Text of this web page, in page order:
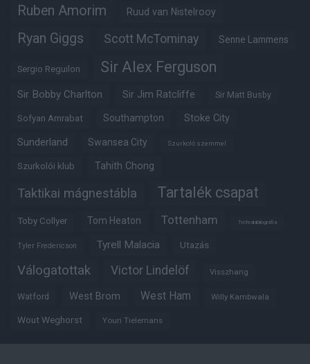
Ruben Amorim Ruud van Nistelrooy
Ryan Giggs Scott McTominay Senne Lammens
Sergio Reguilon Sir Alex Ferguson
Sir Bobby Charlton Sir Jim Ratcliffe Sir Matt Busby
Sofyan Amrabat Southampton Stoke City
Sunderland Swansea City Szurkoló szemmel
Szurkolói klub Tahith Chong
Taktikai mágnestábla Tartalék csapat
Toby Collyer Tom Heaton Tottenham Trófeabibliográfia
Tyler Fredericson Tyrell Malacia Utazás
Válogatottak Victor Lindelöf Visszhang
Watford West Brom West Ham Willy Kambwala
Wout Weghorst Youri Tielemans